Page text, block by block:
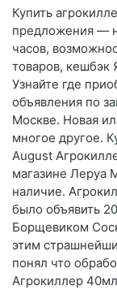
Купить
предложения —
часов,
товаров,
Узнайте где
объявления по
Москве. Новая
многое другое.
August
магазине Леруа
наличие.
было объявить
Борщевиком
этим
понял что
Агрокиллер